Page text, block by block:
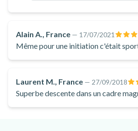
Alain A., France — 17/07/2021
Même pour une initiation c'était
Laurent M., France — 27/09/2018
Superbe descente dans un cadre